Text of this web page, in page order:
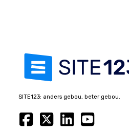
SITE123: anders gebou, beter gebou.